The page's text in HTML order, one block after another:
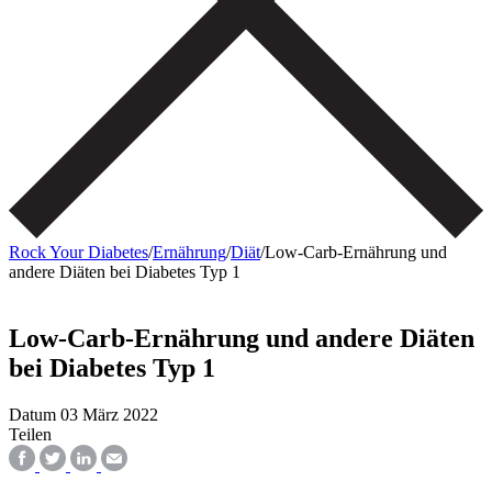
Rock Your Diabetes/Ernährung/Diät/Low-Carb-Ernährung und
andere Diäten bei Diabetes Typ 1
Low-Carb-Ernährung und andere Diäten
bei Diabetes Typ 1
Datum 03 März 2022
Teilen